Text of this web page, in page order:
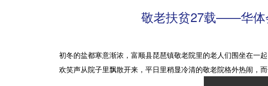
敬老扶贫27载——华体
初冬的盐都寒意渐浓，富顺县琵琶镇敬老院里的老人们围坐在一起
欢笑声从院子里飘散开来，平日里稍显冷清的敬老院格外热闹，而